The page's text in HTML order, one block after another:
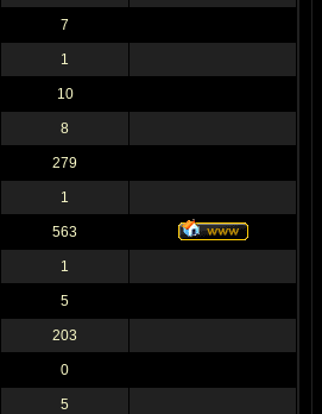
7
1
10
8
279
1
563
1
5
203
0
5